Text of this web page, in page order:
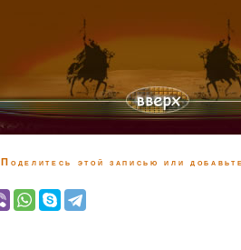
Поделитесь этой записью или